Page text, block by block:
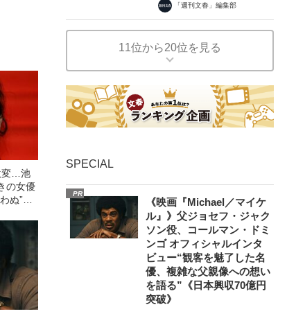
変…池
の女優
ぬ”大
「週刊文春」編集部
11位から20位を見る
SPECIAL
PR
《映画『Michael／マイケ
ル』》父ジョセフ・ジャク
ソン役、コールマン・ドミ
ンゴ オフィシャルインタ
ビュー“観客を魅了した名
優、複雑な父親像への想い
を語る”《日本興収70億円
突破》